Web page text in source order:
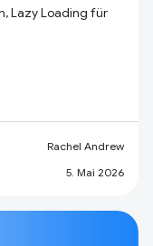
Lazy Loading für
Rachel Andrew
5. Mai 2026